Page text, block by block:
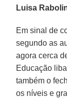
Luisa
Em sinal de
segundo as
agora cerca
Educação
também o
os níveis e